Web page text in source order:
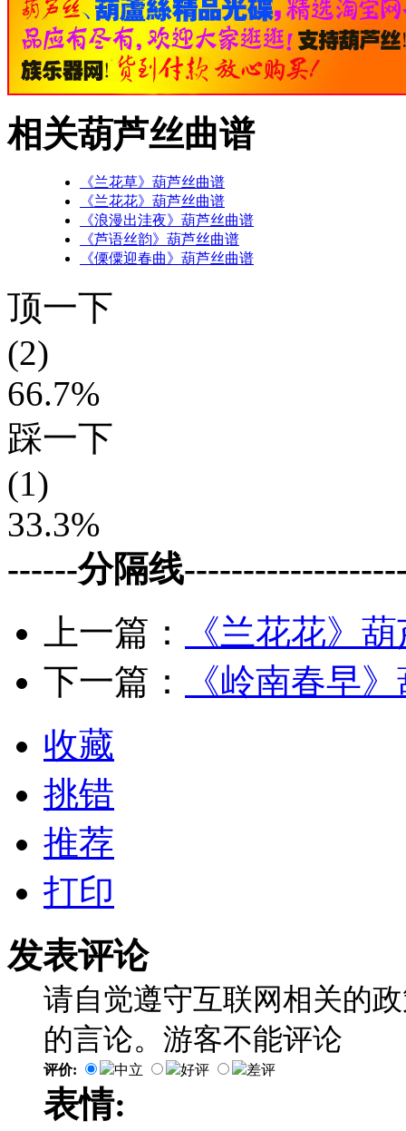
相关葫芦丝曲谱
《兰花草》葫芦丝曲谱
《兰花花》葫芦丝曲谱
《浪漫出洼夜》葫芦丝曲谱
《芦语丝韵》葫芦丝曲谱
《傈僳迎春曲》葫芦丝曲谱
顶一下
(2)
66.7%
踩一下
(1)
33.3%
------分隔线
上一篇：
《兰花花》
下一篇：
《岭南春早
收藏
挑错
推荐
打印
发表评论
请自觉遵守互联网相关的
的言论。游客不能评论
评价: 中立 好评 差评
表情: